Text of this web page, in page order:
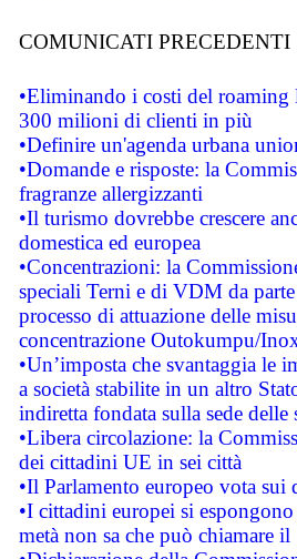
COMUNICATI PRECEDENTI
•Eliminando i costi del roaming
300 milioni di clienti in più
•Definire un'agenda urbana
•Domande e risposte: la
fragranze allergizzanti
•Il turismo dovrebbe crescere
domestica ed europea
•Concentrazioni: la
speciali Terni e di VDM da
processo di attuazione delle
concentrazione Outokumpu/
•Un’imposta che svantaggia le
a società stabilite in un altro
indiretta fondata sulla sede delle
•Libera circolazione: la
dei cittadini UE in sei città
•Il Parlamento europeo vota sui
•I cittadini europei si
metà non sa che può chiamare